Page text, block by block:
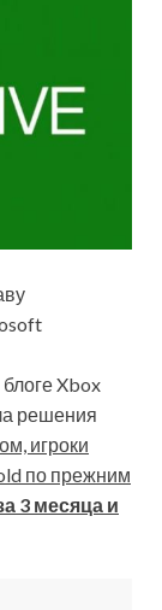
блоге Xbox
решения
игроки
по прежним
3 месяца и